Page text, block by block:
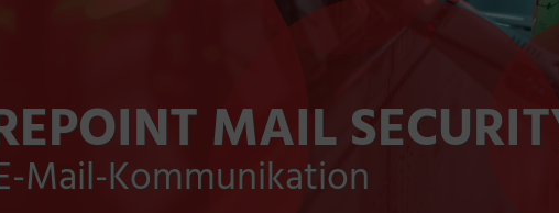
MAIL
Mail-Kommunikation